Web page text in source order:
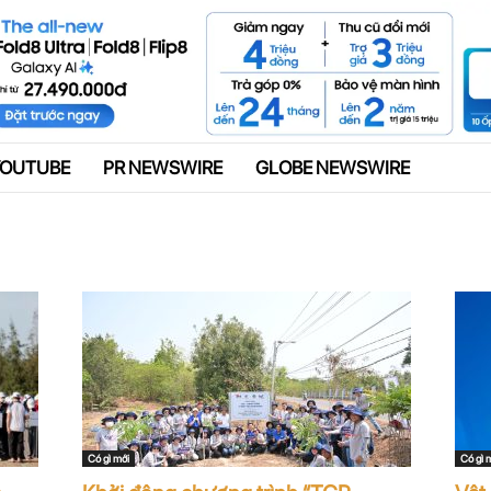
Quảng cáo
PR NEWSWIRE GLOBE NEWSWIRE
Có gì mới Có gì